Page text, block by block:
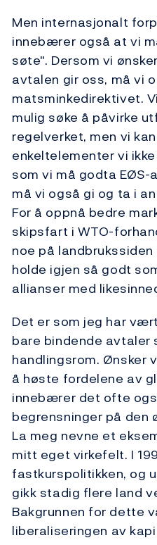
Men internasjonalt
innebærer også at vi
søte". Dersom vi
avtalen gir oss, må vi
matsminkedirektivet.
mulig søke å påvirke
regelverket, men vi
enkeltelementer vi
som vi må godta EØS-
må vi også gi og ta i
For å oppnå bedre
skipsfart i WTO-
noe på
holde igjen så godt
allianser med
Det er som jeg har
bare bindende avtaler
handlingsrom. Ønsker
å høste fordelene av
innebærer det ofte
begrensninger på den
La meg nevne et
mitt eget virkefelt. I
fastkurspolitikken, og
gikk stadig flere land
Bakgrunnen for dette
liberaliseringen av